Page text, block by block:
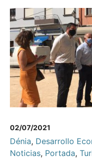
02/07/2021
Dénia, Desarrollo
Noticias, Portada,